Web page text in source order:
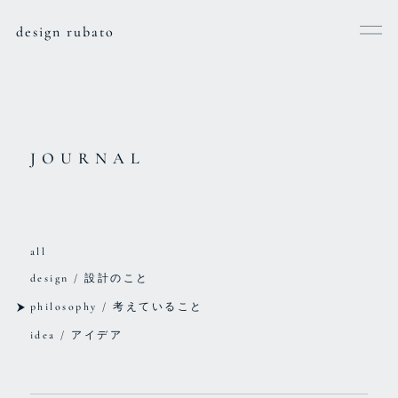
design rubato
JOURNAL
all
design / 設計のこと
philosophy / 考えていること
idea / アイデア